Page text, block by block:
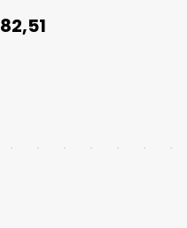
82,51